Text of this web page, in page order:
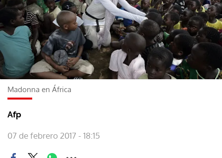
Madonna en África
Afp
07 de febrero 2017 - 18:15